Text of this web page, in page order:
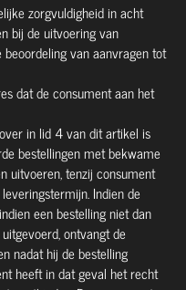
zorgvuldigheid in acht
bij de uitvoering van
van aanvragen tot
dat de consument aan het
in lid 4 van dit artikel is
bestellingen met bekwame
uitvoeren, tenzij consument
Indien de
een bestelling niet dan
ontvangt de
nadat hij de bestelling
heeft in dat geval het recht